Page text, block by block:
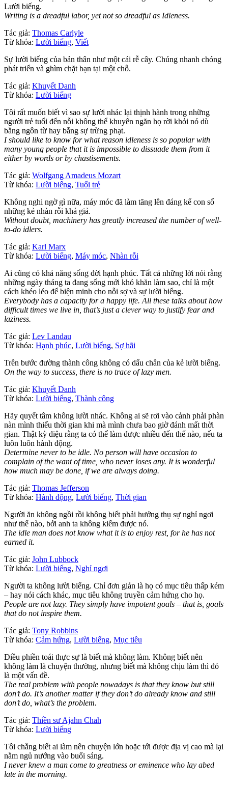
Lười biếng.
Writing is a dreadful labor, yet not so dreadful as Idleness.
Tác giả: Thomas Carlyle
Từ khóa: Lười biếng, Viết
Sự lười biếng của bản thân như một cái rễ cây. Chúng nhanh chóng
phát triển và ghìm chặt bạn tại một chỗ.
Tác giả: Khuyết Danh
Từ khóa: Lười biếng
Tôi rất muốn biết vì sao sự lười nhác lại thịnh hành trong những
người trẻ tuổi đến nỗi không thể khuyên ngăn họ rời khỏi nó dù
bằng ngôn từ hay bằng sự trừng phạt.
I should like to know for what reason idleness is so popular with
many young people that it is impossible to dissuade them from it
either by words or by chastisements.
Tác giả: Wolfgang Amadeus Mozart
Từ khóa: Lười biếng, Tuổi trẻ
Không nghi ngờ gì nữa, máy móc đã làm tăng lên đáng kể con số
những kẻ nhàn rỗi khá giả.
Without doubt, machinery has greatly increased the number of well-
to-do idlers.
Tác giả: Karl Marx
Từ khóa: Lười biếng, Máy móc, Nhàn rỗi
Ai cũng có khả năng sống đời hạnh phúc. Tất cả những lời nói rằng
những ngày tháng ta đang sống mới khó khăn làm sao, chỉ là một
cách khéo léo để biện minh cho nỗi sợ và sự lười biếng.
Everybody has a capacity for a happy life. All these talks about how
difficult times we live in, that’s just a clever way to justify fear and
laziness.
Tác giả: Lev Landau
Từ khóa: Hạnh phúc, Lười biếng, Sợ hãi
Trên bước đường thành công không có dấu chân của kẻ lười biếng.
On the way to success, there is no trace of lazy men.
Tác giả: Khuyết Danh
Từ khóa: Lười biếng, Thành công
Hãy quyết tâm không lười nhác. Không ai sẽ rơi vào cảnh phải phàn
nàn mình thiếu thời gian khi mà mình chưa bao giờ đánh mất thời
gian. Thật kỳ diệu rằng ta có thể làm được nhiều đến thế nào, nếu ta
luôn luôn hành động.
Determine never to be idle. No person will have occasion to
complain of the want of time, who never loses any. It is wonderful
how much may be done, if we are always doing.
Tác giả: Thomas Jefferson
Từ khóa: Hành động, Lười biếng, Thời gian
Người ăn không ngồi rồi không biết phải hưởng thụ sự nghỉ ngơi
như thế nào, bởi anh ta không kiếm được nó.
The idle man does not know what it is to enjoy rest, for he has not
earned it.
Tác giả: John Lubbock
Từ khóa: Lười biếng, Nghỉ ngơi
Người ta không lười biếng. Chỉ đơn giản là họ có mục tiêu thấp kém
– hay nói cách khác, mục tiêu không truyền cảm hứng cho họ.
People are not lazy. They simply have impotent goals – that is, goals
that do not inspire them.
Tác giả: Tony Robbins
Từ khóa: Cảm hứng, Lười biếng, Mục tiêu
Điều phiền toái thực sự là biết mà không làm. Không biết nên
không làm là chuyện thường, nhưng biết mà không chịu làm thì đó
là một vấn đề.
The real problem with people nowadays is that they know but still
don’t do. It’s another matter if they don’t do already know and still
don’t do, what’s the problem.
Tác giả: Thiền sư Ajahn Chah
Từ khóa: Lười biếng
Tôi chẳng biết ai làm nên chuyện lớn hoặc tới được địa vị cao mà lại
nằm ngủ nướng vào buổi sáng.
I never knew a man come to greatness or eminence who lay abed
late in the morning.